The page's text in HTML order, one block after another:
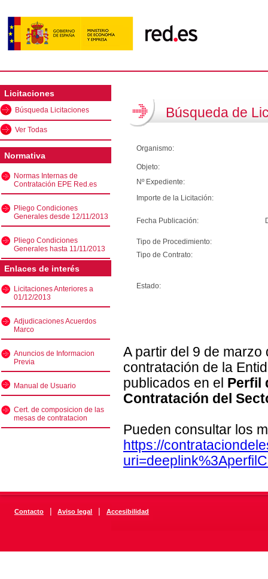
Licitaciones
Búsqueda Licitaciones
Ver Todas
Normativa
Normas Internas de
Contratación EPE Red.es
Pliego Condiciones
Generales desde 12/11/2013
Pliego Condiciones
Generales hasta 11/11/2013
Enlaces de interés
Licitaciones Anteriores a
01/12/2013
Adjudicaciones Acuerdos
Marco
Anuncios de Informacion
Previa
Manual de Usuario
Cert. de composicion de las
mesas de contratacion
Búsqueda de
Organismo:
Objeto:
Nº Expediente:
Importe de la Licitación:
Fecha Publicación:
Tipo de Procedimiento:
Tipo de Contrato:
Estado:
A partir del 9 de
contratación de la
publicados en el Perfil
Contratación del
Pueden consultar los
https://
Contacto | Aviso legal | Accesibilidad